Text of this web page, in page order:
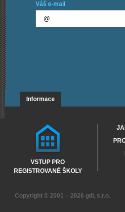
Váš e-mail
Informace
VSTUP PRO
REGISTROVANÉ ŠKOLY
Copyright © 2001 – 2026 gdi, s.r.o.